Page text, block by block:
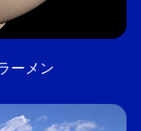
ーメン